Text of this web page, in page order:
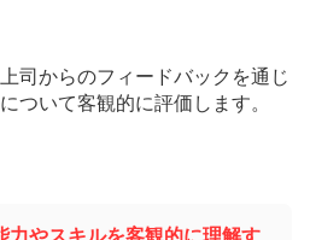
司からのフィードバックを通じ
ついて客観的に評価します。
力やスキルを客観的に理解す